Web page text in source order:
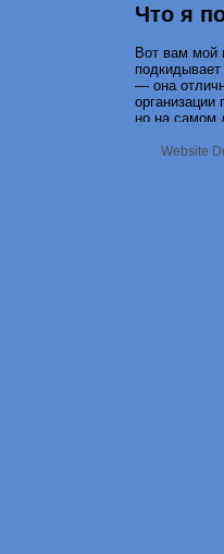
Что я
Вот вам мой
— она
но на самом
Теперь я
Website